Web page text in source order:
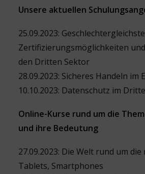
Unsere aktuellen
25.09.2023:
Zertifizierungsmöglichkeiten
den Dritten Sektor
28.09.2023: Sicheres Handeln im
10.10.2023: Datenschutz im
Online-Kurse rund um die
und ihre Bedeutung
27.09.2023: Die Welt rund um
Tablets, Smartphones